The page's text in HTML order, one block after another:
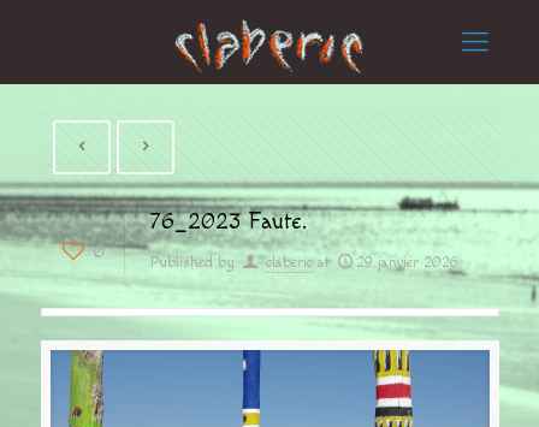
0
76_2023 Faute.
Published by claberic at 29 janvier 2026